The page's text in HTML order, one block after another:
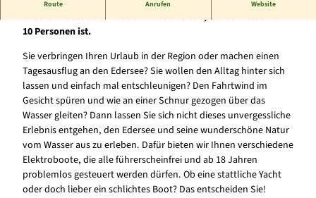
Route Anrufen Website
unserer Boote oder mit dem Erlebnisfloß, auf dem Platz für
10 Personen ist.
Sie verbringen Ihren Urlaub in der Region oder machen einen
Tagesausflug an den Edersee? Sie wollen den Alltag hinter sich
lassen und einfach mal entschleunigen? Den Fahrtwind im
Gesicht spüren und wie an einer Schnur gezogen über das
Wasser gleiten? Dann lassen Sie sich nicht dieses unvergessliche
Erlebnis entgehen, den Edersee und seine wunderschöne Natur
vom Wasser aus zu erleben. Dafür bieten wir Ihnen verschiedene
Elektroboote, die alle führerscheinfrei und ab 18 Jahren
problemlos gesteuert werden dürfen. Ob eine stattliche Yacht
oder doch lieber ein schlichtes Boot? Das entscheiden Sie!